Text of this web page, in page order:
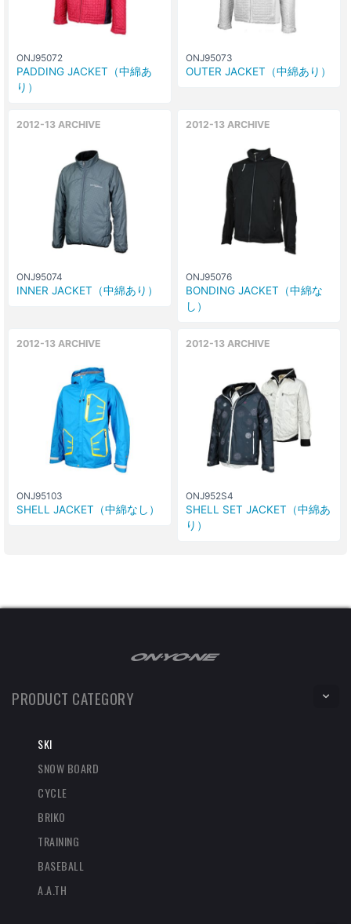
ONJ95072
PADDING JACKET（中綿あ
り）
ONJ95073
OUTER JACKET（中綿あり）
2012-13 ARCHIVE
ONJ95074
INNER JACKET（中綿あり）
2012-13 ARCHIVE
ONJ95076
BONDING JACKET（中綿な
し）
2012-13 ARCHIVE
ONJ95103
SHELL JACKET（中綿なし）
2012-13 ARCHIVE
ONJ952S4
SHELL SET JACKET（中綿あ
り）
PRODUCT CATEGORY
SKI
SNOW BOARD
CYCLE
BRIKO
TRAINING
BASEBALL
A.A.TH